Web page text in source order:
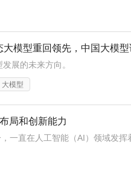
大模型重回领先，中国大模
展的未来方向。
大模型
局和创新能力
一直在人工智能（AI）领域发挥